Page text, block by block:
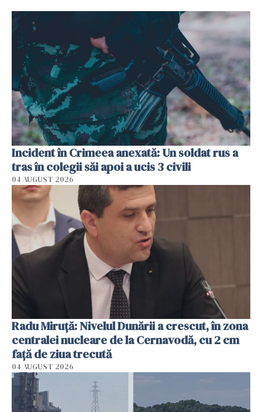
Incident în Crimeea anexată: Un soldat rus a
tras în colegii săi apoi a ucis 3 civili
04 AUGUST 2026
Radu Miruţă: Nivelul Dunării a crescut, în zona
centralei nucleare de la Cernavodă, cu 2 cm
faţă de ziua trecută
04 AUGUST 2026